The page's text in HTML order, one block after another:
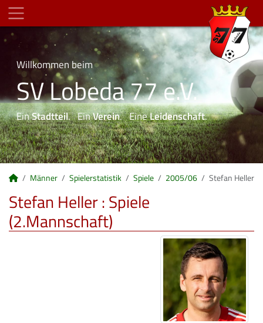
Willkommen beim
SV Lobeda 77 e.V.
EinStadtteil. EinVerein. EineLeidenschaft.
Männer Spielerstatistik Spiele 2005/06 Stefan Heller
Stefan Heller : Spiele
(2.Mannschaft)